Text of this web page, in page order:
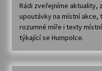
Rádi zveřejníme aktuality,
upoutávky na místní akce,
rozumné míře i texty
týkající se Humpolce.